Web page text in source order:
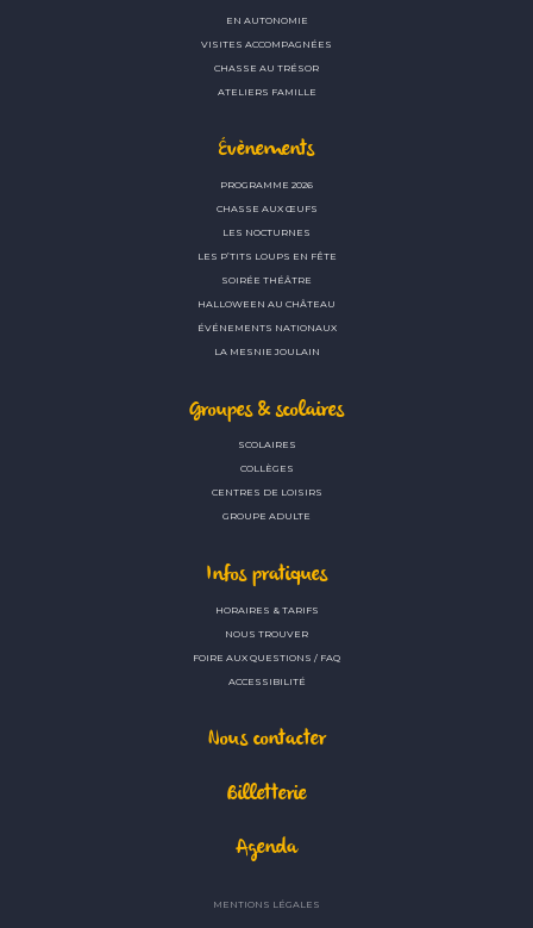
EN AUTONOMIE
VISITES ACCOMPAGNÉES
CHASSE AU TRÉSOR
ATELIERS FAMILLE
Évènements
PROGRAMME 2026
CHASSE AUX ŒUFS
LES NOCTURNES
LES P’TITS LOUPS EN FÊTE
SOIRÉE THÉÂTRE
HALLOWEEN AU CHÂTEAU
ÉVÉNEMENTS NATIONAUX
LA MESNIE JOULAIN
Groupes & scolaires
SCOLAIRES
COLLÈGES
CENTRES DE LOISIRS
GROUPE ADULTE
Infos pratiques
HORAIRES & TARIFS
NOUS TROUVER
FOIRE AUX QUESTIONS / FAQ
ACCESSIBILITÉ
Nous contacter
Billetterie
Agenda
MENTIONS LÉGALES